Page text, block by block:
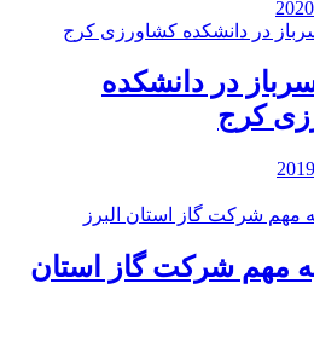
در دانشکده
کرج
مهم شرکت گاز استان